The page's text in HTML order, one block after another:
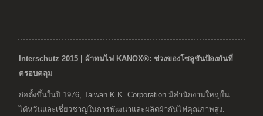
Interschutz 2015 | ผ้าทนไฟ KANOX®: ช่วงของโซลูชันป้องกันที่
ครอบคลุม
ก่อตั้งขึ้นในปี 1976, Taiwan K.K. Corporation มีสำนักงานใหญ่ใน
ไต้หวันและเชี่ยวชาญในการพัฒนาและผลิตผ้ากันไฟคุณภาพสูง.